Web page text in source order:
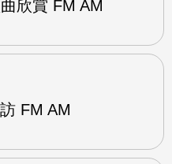
欣賞 FM AM
FM AM